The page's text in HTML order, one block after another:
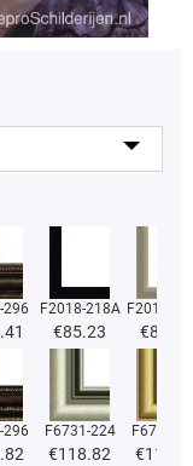
296 F2018-218A
€85.23
F2018-
€85.23
296 F6731-224
€118.82
F6731-
€